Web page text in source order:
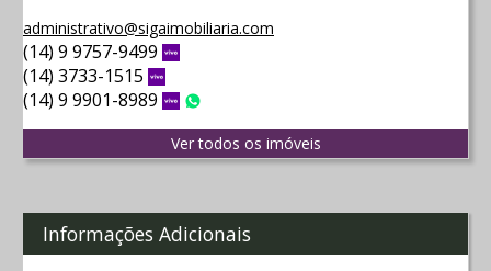
administrativo@sigaimobiliaria.com
(14) 9 9757-9499
(14) 3733-1515
(14) 9 9901-8989 Vivo
Ver todos os imóveis
Informações Adicionais